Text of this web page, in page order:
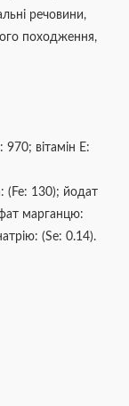
речовини,
походження,
вітамін Е:
(Fe: 130); йодат
марганцю:
(Se: 0.14).